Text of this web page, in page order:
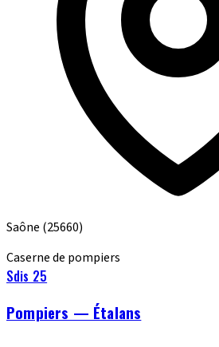
Saône (25660)
Caserne de pompiers
Sdis 25
Pompiers — Étalans